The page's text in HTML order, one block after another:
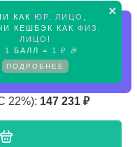
×
КАК ЮР. ЛИЦО
КЕШБЭК КАК ФИЗ.
ЛИЦО !
1 БАЛЛ = 1 ₽ 🎉
ПОДРОБНЕЕ
Предзаказ
22%): 147 231 ₽